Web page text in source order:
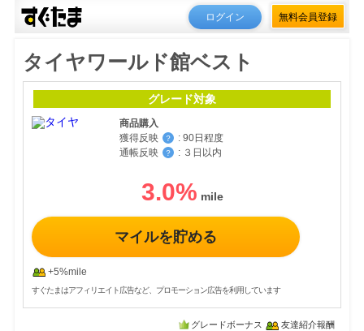
ログイン 無料会員登録
タイヤワールド館ベスト
グレード対象
商品購入
獲得反映
？ : 90日程度
通帳反映
？ : ３日以内
3.0%
マイルを貯める
+5%mile
すぐたまはアフィリエイト広告など、プロモーション広告を利用しています
グレードボーナス 友達紹介報酬